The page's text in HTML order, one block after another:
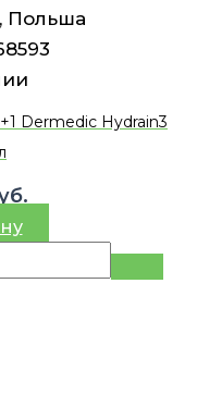
Польша
Dermedic Hydrain3